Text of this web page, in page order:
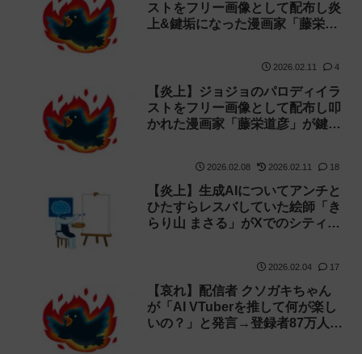
ストをフリー画像として配布し炎
上&鍵垢になった漫画家「藤栄道
2026.02.11 4
【炎上】ジョジョのパロディイラ
ストをフリー画像として配布し叩
かれた漫画家「藤栄道彦」が鍵垢
2026.02.08 2026.02.11 18
【炎上】生成AIについてアンチと
ひたすらレスバしていた絵師「き
らり山 まさる」がXでのシティー
2026.02.04 17
【哀れ】配信者 クソガキちゃん
が「AI VTuberを推して何が楽し
いの？」と発言→登録者87万人